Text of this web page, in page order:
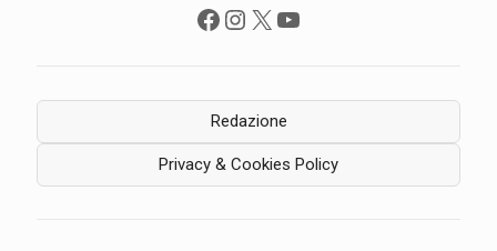
Facebook
Instagram
X YouTube
Redazione
Privacy & Cookies Policy